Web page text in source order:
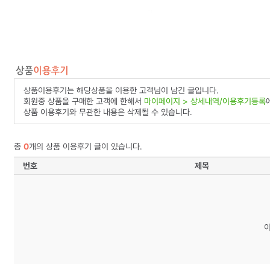
상품이용후기는 해당상품을 이용한 고객님이 남긴 글입니다.
회원중 상품을 구매한 고객에 한해서 마이페이지 > 상세내역/이용후기등록
상품 이용후기와 무관한 내용은 삭제될 수 있습니다.
총 0개의 상품 이용후기 글이 있습니다.
번호
제목